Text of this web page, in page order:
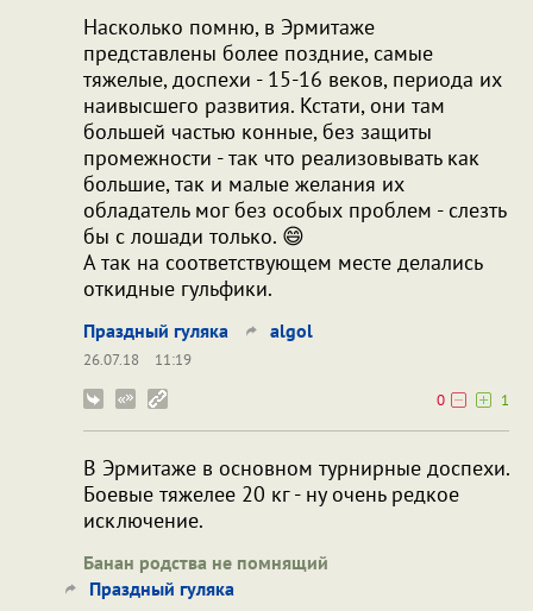
Насколько помню, в Эрмитаже
представлены более поздние, самые
тяжелые, доспехи - 15-16 веков, периода их
наивысшего развития. Кстати, они там
большей частью конные, без защиты
промежности - так что реализовывать как
большие, так и малые желания их
обладатель мог без особых проблем - слезть
бы с лошади только. 😄
А так на соответствующем месте делались
откидные гульфики.
Праздный гуляка algol
26.07.18
11:19
0
1
В Эрмитаже в основном турнирные доспехи.
Боевые тяжелее 20 кг - ну очень редкое
исключение.
Банан родства не помнящий
Праздный гуляка